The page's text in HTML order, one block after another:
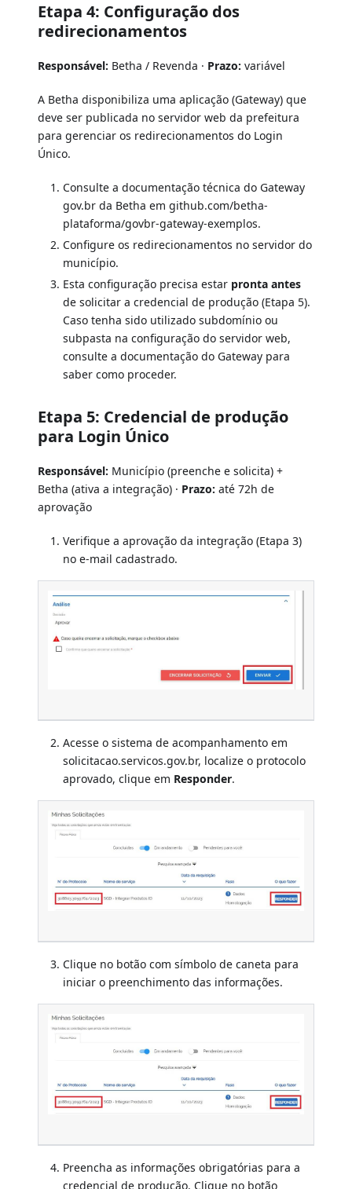
Etapa 4: Configuração dos
redirecionamentos
Responsável: Betha / Revenda · Prazo: variável
A Betha disponibiliza uma aplicação (Gateway) que
deve ser publicada no servidor web da prefeitura
para gerenciar os redirecionamentos do Login
Único.
Consulte a documentação técnica do Gateway
gov.br da Betha em github.com/betha-
plataforma/govbr-gateway-exemplos.
Configure os redirecionamentos no servidor do
município.
Esta configuração precisa estar pronta antes
de solicitar a credencial de produção (Etapa 5).
Caso tenha sido utilizado subdomínio ou
subpasta na configuração do servidor web,
consulte a documentação do Gateway para
saber como proceder.
Etapa 5: Credencial de produção
para Login Único
Responsável: Município (preenche e solicita) +
Betha (ativa a integração) · Prazo: até 72h de
aprovação
Verifique a aprovação da integração (Etapa 3)
no e-mail cadastrado.
Acesse o sistema de acompanhamento em
solicitacao.servicos.gov.br, localize o protocolo
aprovado, clique em Responder.
Clique no botão com símbolo de caneta para
iniciar o preenchimento das informações.
Preencha as informações obrigatórias para a
credencial de produção. Clique no botão